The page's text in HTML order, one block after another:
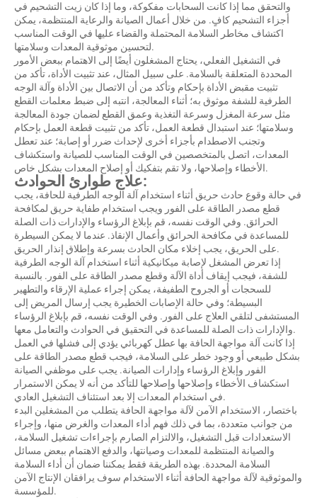
والتحقق مما إذا كانت السحابات مفكوكة، وما إذا كان زيت التشحيم في
أجزاء التشحيم كافٍ. من خلال أعمال الصيانة والرعاية المنتظمة، يمكن
اكتشاف مخاطر السلامة المحتملة والقضاء عليها في الوقت المناسب
لتحسين موثوقية المعدات وسلامتها.
في التشغيل الفعلي، يحتاج المشغلون أيضًا إلى الاهتمام ببعض الأمور
المحددة المتعلقة بالسلامة. على سبيل المثال، عند تثبيت الأداة، تأكد من
تثبيت مقبض الأداة بإحكام وتأكد من أن الاتصال بين الأداة وآلة الوجه
الطرفية للشفة موثوق به؛ أثناء المعالجة، انتبه إلى ضبط معلمات القطع
مثل سرعة المغزل وسرعة التغذية وعمق القطع لضمان جودة المعالجة
وسلامتها؛ عند استبدال قطعة العمل، تأكد من تثبيت قطعة العمل بإحكام
وتجنب الاصطدام بأجزاء أخرى لإحداث ضرر أو إصابة؛ عند تعطل
المعدات، اتصل بالمتخصصين في الوقت المناسب للصيانة واستكشاف
الأخطاء وإصلاحها، ولا تقم بتفكيك أو إصلاح المعدات بشكل خاص.
علاج طوارئ الحوادث:
في حالة وقوع حادث حريق أثناء استخدام آلة الوجه الطرفية للحافة، يجب
قطع مصدر الطاقة على الفور ويجب استخدام طفاية حريق لمكافحة
الحرائق. وفي الوقت نفسه، قم بإبلاغ الرؤساء والإدارات ذات الصلة
للمساعدة في مكافحة الحرائق وأعمال الإنقاذ. عندما لا يمكن السيطرة
على الحريق، يجب إخلاء مكان الحادث بسرعة وإطلاق إنذار الحريق.
إذا تعرض المشغل لإصابة ميكانيكية أثناء استخدام آلة الوجه الطرفية
للشفة، فيجب إيقاف أداة الآلة وقطع مصدر الطاقة على الفور. بالنسبة
للسحجات أو الجروح الطفيفة، يمكن إجراء عملية الإرقاء والتطهير
البسيطة؛ وفي حالة الإصابات الخطيرة يجب إرسال المريض إلى
المستشفى لتلقي العلاج على الفور. وفي الوقت نفسه، قم بإبلاغ الرؤساء
والإدارات ذات الصلة للمساعدة في التحقيق في الحوادث والتعامل معها.
إذا كانت آلة مواجهة الحافة بها عطل كهربائي يؤدي إلى فشلها في العمل
بشكل طبيعي أو وجود خطر على السلامة، فيجب قطع مصدر الطاقة على
الفور وإبلاغ الرؤساء وإدارات الصيانة. يجب على موظفي الصيانة
استكشاف الأخطاء وإصلاحها وإصلاحها للتأكد من أنه لا يمكن الاستمرار
في استخدام المعدات إلا بعد استئناف التشغيل العادي.
باختصار، الاستخدام الآمن لآلة مواجهة الحافة يتطلب من المشغلين البدء
من جوانب متعددة، بما في ذلك فهم أداء المعدات والغرض منها، وإجراء
الاستعدادات قبل التشغيل، والالتزام الصارم بإجراءات تشغيل السلامة،
والصيانة المنتظمة للمعدات وصيانتها، والدفع الاهتمام ببعض مسائل
السلامة المحددة. بهذه الطريقة فقط يمكننا ضمان أن أداء السلامة
والموثوقية لآلة مواجهة الحافة أثناء الاستخدام سوف يرافقان الإنتاج الآمن
للمؤسسة.